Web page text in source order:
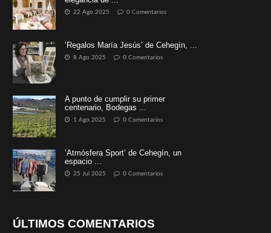
22 Ago 2025 0 Comentarios
‘Regalos María Jesús’ de Cehegín, ...
8 Ago 2025 0 Comentarios
A punto de cumplir su primer
centenario, Bodegas ...
1 Ago 2025 0 Comentarios
‘Atmósfera Sport’ de Cehegín, un
espacio ...
25 Jul 2025 0 Comentarios
ÚLTIMOS COMENTARIOS